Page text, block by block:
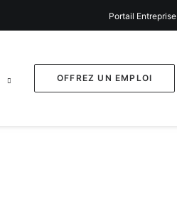
Portail Entreprise
OFFREZ UN EMPLOI